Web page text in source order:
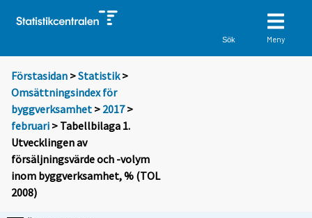
Sök Meny
Förstasidan >Statistik >
Omsättningsindex för
byggverksamhet > 2017>
februari > Tabellbilaga 1.
Utvecklingen av
försäljningsvärde och -volym
inom byggverksamhet, % (TOL
2008)